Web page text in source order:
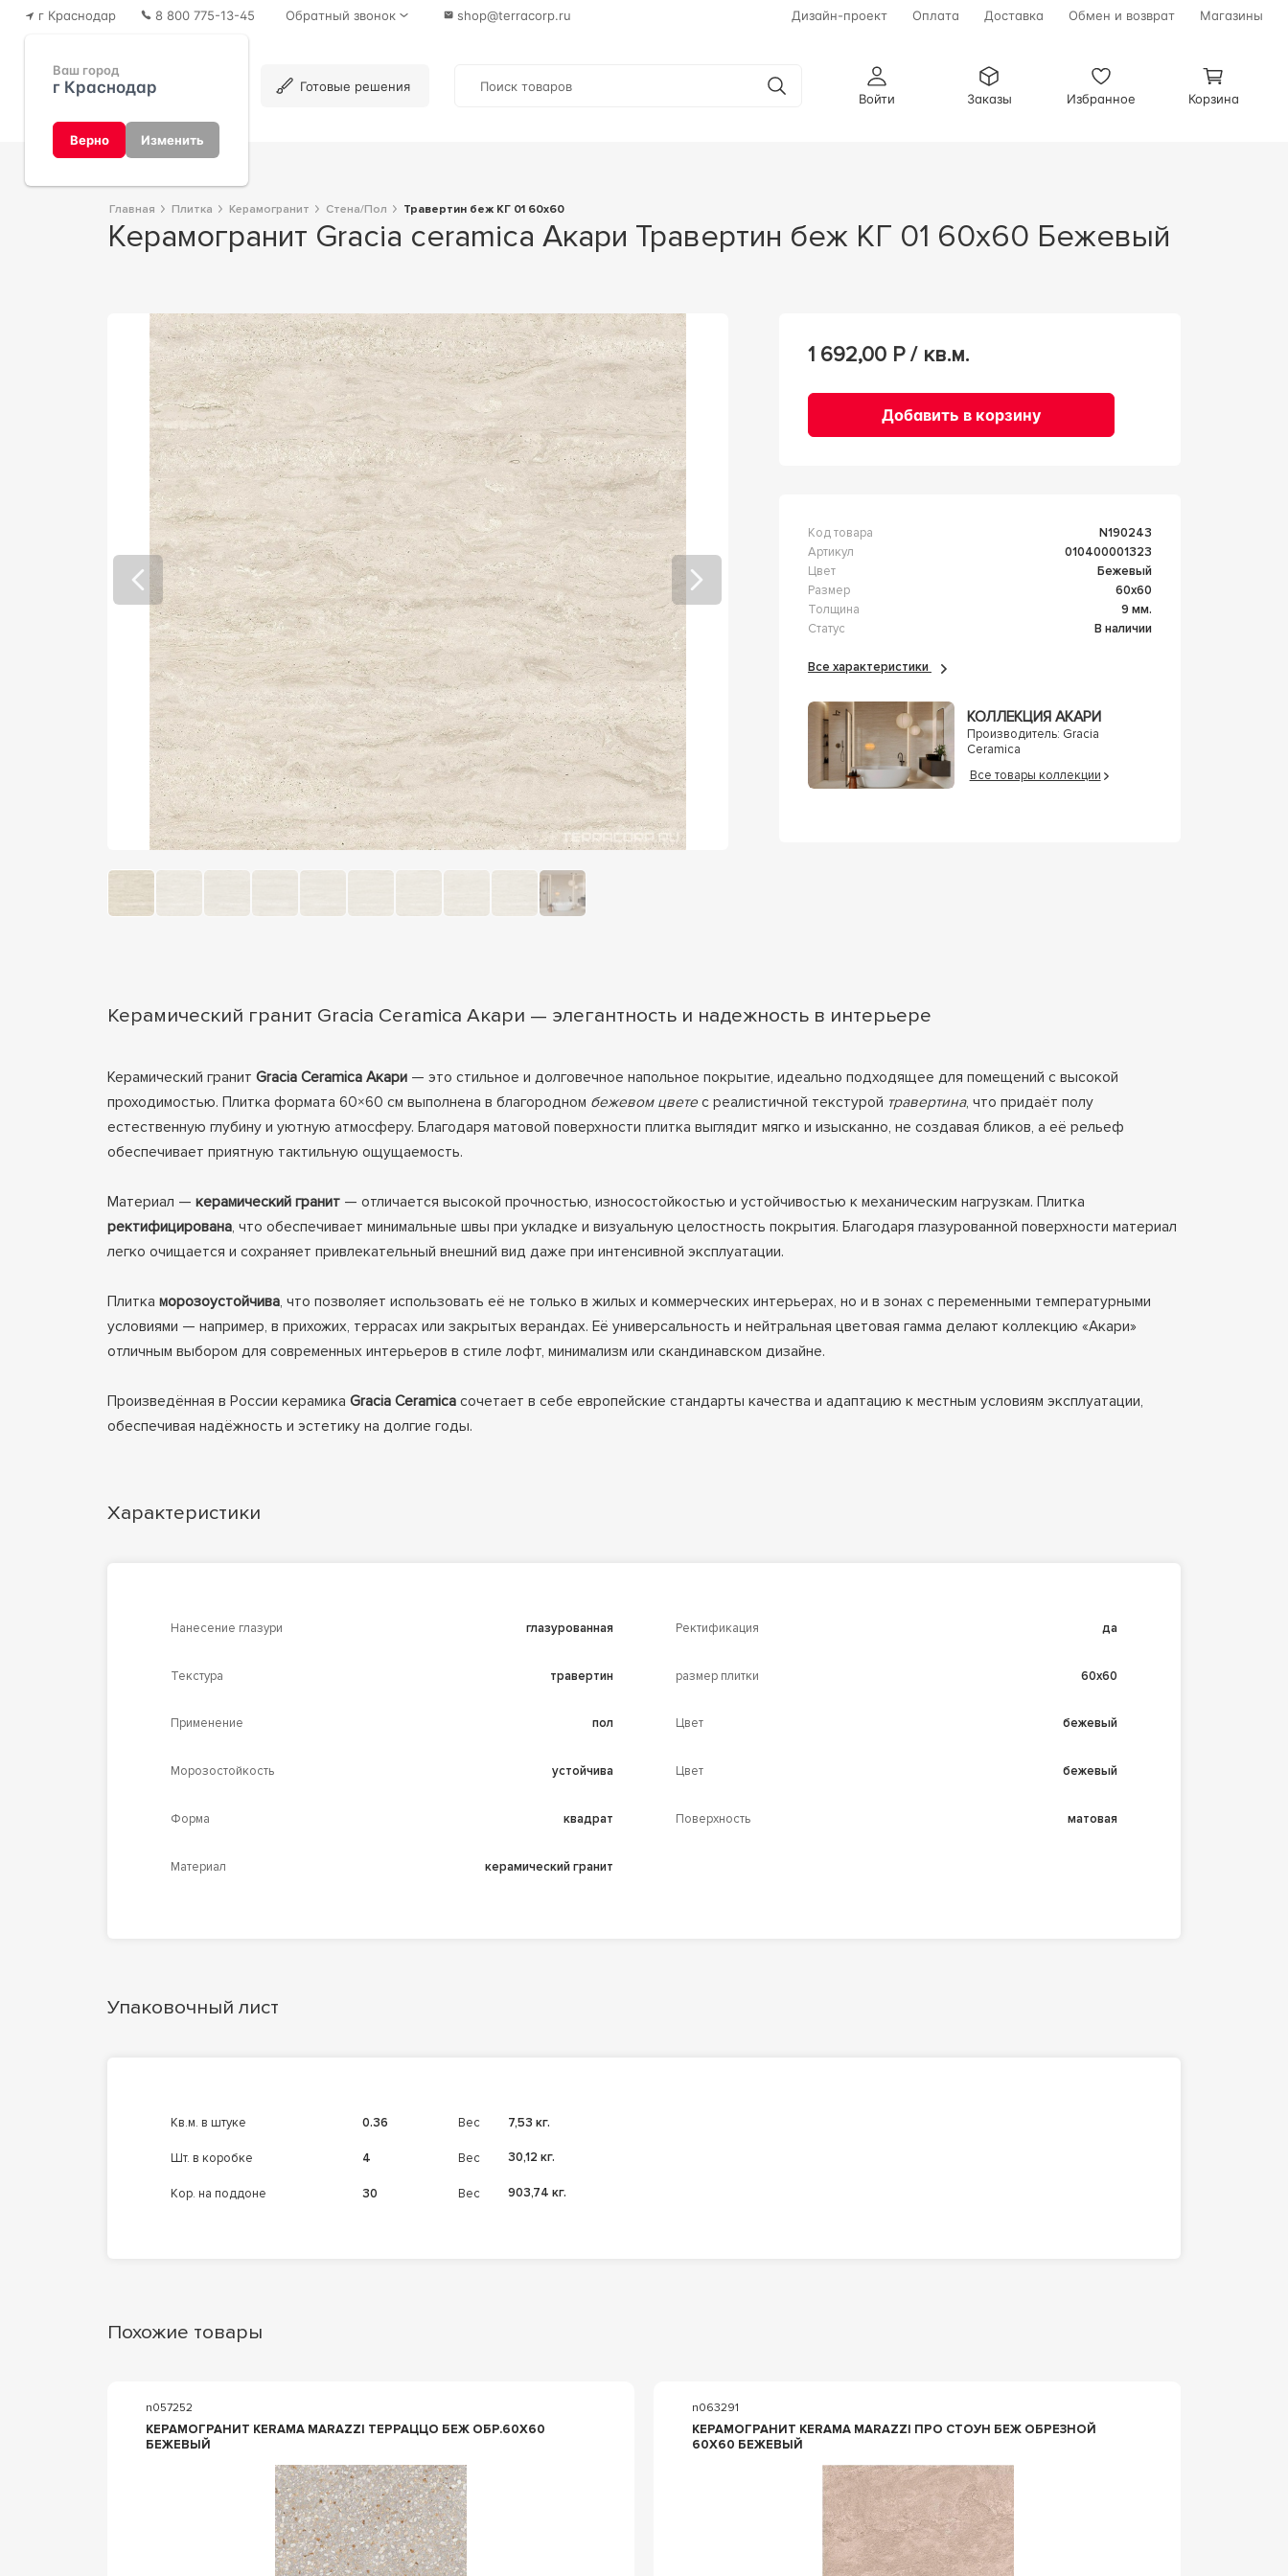
г Краснодар
Ваш город
г Краснодар
Верно Изменить
8 800 775-13-45 Обратный звонок shop@terracorp.ru Дизайн-проект Оплата Доставка Обмен и возврат Магазины
Готовые решения
Войти
Заказы Избранное Корзина
Главная Плитка Керамогранит Стена/Пол Травертин беж КГ 01 60х60
Керамогранит Gracia ceramica Акари Травертин беж КГ 01 60х60 Бежевый
1 692,00 Р / кв.м.
Добавить в корзину
Код товара
n190243
Артикул
010400001323
Цвет
Бежевый
Размер
60x60
Толщина
9 мм.
Статус
В наличии
Все характеристики
КОЛЛЕКЦИЯ АКАРИ
Производитель: Gracia
Ceramica
Все товары коллекции
Керамический гранит Gracia Ceramica Акари — элегантность и надежность в интерьере
Керамический гранит Gracia Ceramica Акари— это стильное и долговечное напольное покрытие, идеально подходящее для помещений с высокой
проходимостью. Плитка формата 60×60 см выполнена в благородном бежевом цветес реалистичной текстурой травертина, что придаёт полу
естественную глубину и уютную атмосферу. Благодаря матовой поверхности плитка выглядит мягко и изысканно, не создавая бликов, а её рельеф
обеспечивает приятную тактильную ощущаемость.
Материал — керамический гранит— отличается высокой прочностью, износостойкостью и устойчивостью к механическим нагрузкам. Плитка
ректифицирована, что обеспечивает минимальные швы при укладке и визуальную целостность покрытия. Благодаря глазурованной поверхности материал
легко очищается и сохраняет привлекательный внешний вид даже при интенсивной эксплуатации.
Плитка морозоустойчива, что позволяет использовать её не только в жилых и коммерческих интерьерах, но и в зонах с переменными температурными
условиями — например, в прихожих, террасах или закрытых верандах. Её универсальность и нейтральная цветовая гамма делают коллекцию «Акари»
отличным выбором для современных интерьеров в стиле лофт, минимализм или скандинавском дизайне.
Произведённая в России керамика Gracia Ceramicaсочетает в себе европейские стандарты качества и адаптацию к местным условиям эксплуатации,
обеспечивая надёжность и эстетику на долгие годы.
Характеристики
Нанесение глазури глазурованная Ректификация да
Текстура травертин размер плитки 60х60
Применение пол Цвет бежевый
Морозостойкость устойчива Цвет бежевый
Форма квадрат Поверхность матовая
Материал керамический гранит
Упаковочный лист
кв.м. в штуке 0.36 Вес 7,53 кг.
шт. в коробке 4 Вес 30,12 кг.
кор. на поддоне 30 Вес 903,74 кг.
Похожие товары
n057252
КЕРАМОГРАНИТ KERAMA MARAZZI ТЕРРАЦЦО БЕЖ ОБР.60X60
БЕЖЕВЫЙ
n063291
КЕРАМОГРАНИТ KERAMA MARAZZI ПРО СТОУН БЕЖ ОБРЕЗНОЙ
60Х60 БЕЖЕВЫЙ